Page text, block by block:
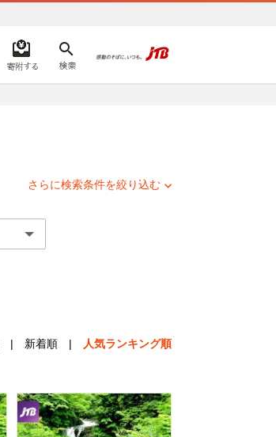
さらに検索条件を絞り込む
| 新着順 | 人気ランキング順